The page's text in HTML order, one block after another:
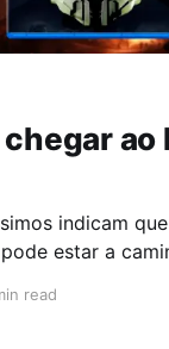
ao
indicam
estar a
read